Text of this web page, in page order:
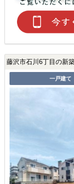
藤沢市石川6丁目の新
一戸建て